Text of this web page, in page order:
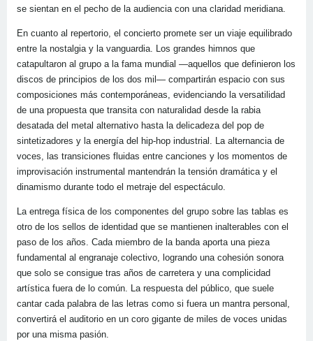
se sientan en el pecho de la audiencia con una claridad meridiana.
En cuanto al repertorio, el concierto promete ser un viaje equilibrado
entre la nostalgia y la vanguardia. Los grandes himnos que
catapultaron al grupo a la fama mundial —aquellos que definieron los
discos de principios de los dos mil— compartirán espacio con sus
composiciones más contemporáneas, evidenciando la versatilidad
de una propuesta que transita con naturalidad desde la rabia
desatada del metal alternativo hasta la delicadeza del pop de
sintetizadores y la energía del hip-hop industrial. La alternancia de
voces, las transiciones fluidas entre canciones y los momentos de
improvisación instrumental mantendrán la tensión dramática y el
dinamismo durante todo el metraje del espectáculo.
La entrega física de los componentes del grupo sobre las tablas es
otro de los sellos de identidad que se mantienen inalterables con el
paso de los años. Cada miembro de la banda aporta una pieza
fundamental al engranaje colectivo, logrando una cohesión sonora
que solo se consigue tras años de carretera y una complicidad
artística fuera de lo común. La respuesta del público, que suele
cantar cada palabra de las letras como si fuera un mantra personal,
convertirá el auditorio en un coro gigante de miles de voces unidas
por una misma pasión.